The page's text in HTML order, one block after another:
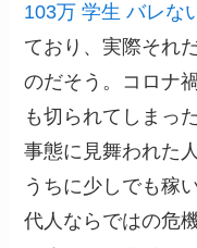
103万 学生 バレな
ており、実際それ
のだそう。コロナ
も切られてしまっ
事態に見舞われた
うちに少しでも稼
代人ならではの危